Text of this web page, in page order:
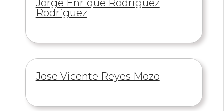
Información
de
Jorge Enrique Rodriguez
Rodriguez
Información
Jose Vicente Reyes Mozo